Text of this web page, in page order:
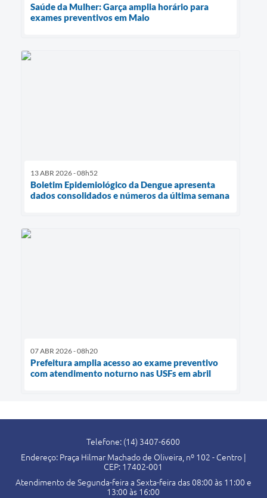
Saúde da Mulher: Garça amplia horário para
exames preventivos em Maio
13 ABR 2026 - 08h52
Boletim Epidemiológico da Dengue apresenta
dados consolidados e números da última semana
07 ABR 2026 - 08h20
Prefeitura amplia acesso ao exame preventivo
com atendimento noturno nas USFs em abril
Telefone: (14) 3407-6600
Endereço: Praça Hilmar Machado de Oliveira, nº 102 - Centro |
CEP: 17402-001
Atendimento de Segunda-feira a Sexta-feira das 08:00 às 11:00 e
13:00 às 16:00